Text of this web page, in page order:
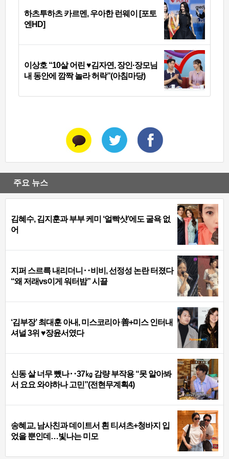
하츠투하츠 카르멘, 우아한 런웨이 [포토
엔HD]
이상호 “10살 어린 ♥김자연, 장인·장모님
내 동안에 깜짝 놀라 허락”(아침마당)
주요 뉴스
김혜수, 김지훈과 부부 케미 ‘얼빡샷’에도 굴욕 없
어
지퍼 스르륵 내리더니‥비비, 선정성 논란 터졌다
“왜 저래vs이게 워터밤” 시끌
‘김부장’ 최대훈 아내, 미스코리아 善+미스 인터내
셔널 3위 ♥장윤서였다
신동 살 너무 뺐나‥37㎏ 감량 부작용 “못 알아봐
서 요요 와야하나 고민”(전현무계획4)
송혜교, 남사친과 데이트서 흰 티셔츠+청바지 입
었을 뿐인데…빛나는 미모